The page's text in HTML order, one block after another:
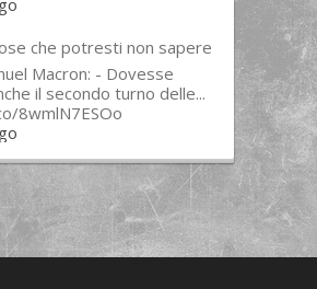
che potresti non sapere
Macron: - Dovesse
il secondo turno delle...
8wmlN7ESOo